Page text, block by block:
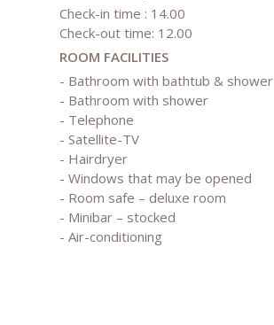
Check-in time : 14.00
Check-out time: 12.00
ROOM FACILITIES
- Bathroom with bathtub & shower
- Bathroom with shower
- Telephone
- Satellite-TV
- Hairdryer
- Windows that may be opened
- Room safe – deluxe room
- Minibar – stocked
- Air-conditioning